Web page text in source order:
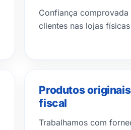
Confiança
clientes nas lojas
Produtos
fiscal
Trabalhamos com